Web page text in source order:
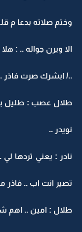
وختم صلاته بدعا م
الا ويرن جواله .. : هلا
../ ابشرك صرت فاذر
طلال عصب : طليل
نويدر ..
نادر : يعني تردها
تصير انت اب .. فاذر
طلال : امين .. اهم